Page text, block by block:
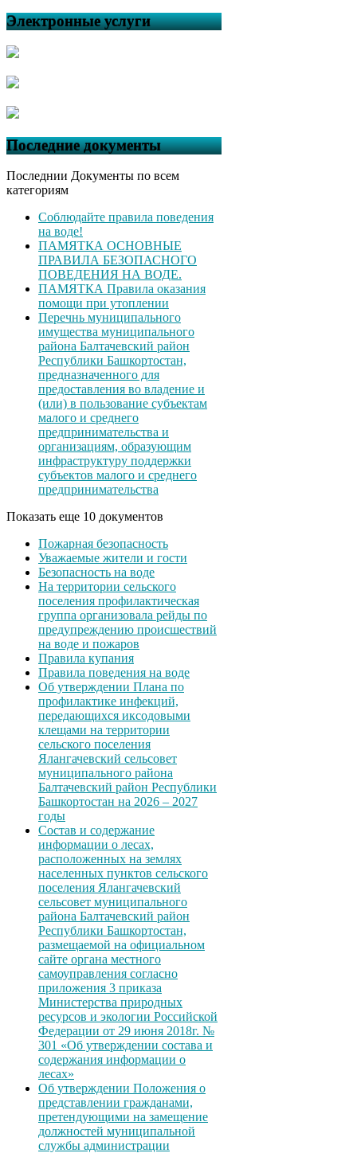
Электронные услуги
Последние документы
Последнии Документы по всем
категориям
Соблюдайте правила поведения
на воде!
ПАМЯТКА ОСНОВНЫЕ
ПРАВИЛА БЕЗОПАСНОГО
ПОВЕДЕНИЯ НА ВОДЕ.
ПАМЯТКА Правила оказания
помощи при утоплении
Перечнь муниципального
имущества муниципального
района Балтачевский район
Республики Башкортостан,
предназначенного для
предоставления во владение и
(или) в пользование субъектам
малого и среднего
предпринимательства и
организациям, образующим
инфраструктуру поддержки
субъектов малого и среднего
предпринимательства
Показать еще 10 документов
Пожарная безопасность
Уважаемые жители и гости
Безопасность на воде
На территории сельского
поселения профилактическая
группа организовала рейды по
предупреждению происшествий
на воде и пожаров
Правила купания
Правила поведения на воде
Об утверждении Плана по
профилактике инфекций,
передающихся иксодовыми
клещами на территории
сельского поселения
Ялангачевский сельсовет
муниципального района
Балтачевский район Республики
Башкортостан на 2026 – 2027
годы
Состав и содержание
информации о лесах,
расположенных на землях
населенных пунктов сельского
поселения Ялангачевский
сельсовет муниципального
района Балтачевский район
Республики Башкортостан,
размещаемой на официальном
сайте органа местного
самоуправления согласно
приложения 3 приказа
Министерства природных
ресурсов и экологии Российской
Федерации от 29 июня 2018г. №
301 «Об утверждении состава и
содержания информации о
лесах»
Об утверждении Положения о
представлении гражданами,
претендующими на замещение
должностей муниципальной
службы администрации